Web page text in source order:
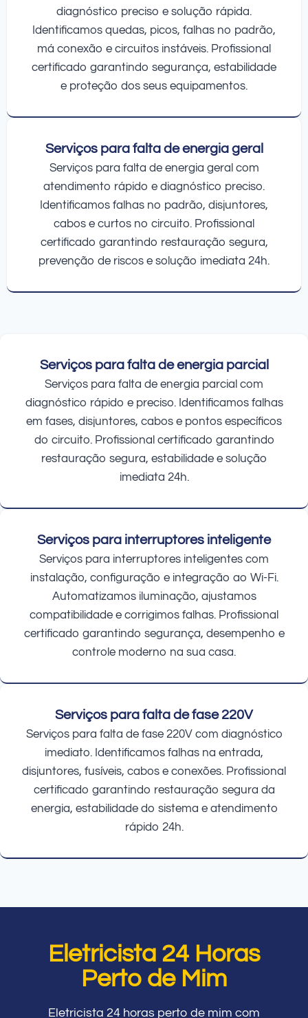
diagnóstico preciso e solução rápida.
Identificamos quedas, picos, falhas no padrão,
má conexão e circuitos instáveis. Profissional
certificado garantindo segurança, estabilidade
e proteção dos seus equipamentos.
Serviços para falta de energia geral
Serviços para falta de energia geral com
atendimento rápido e diagnóstico preciso.
Identificamos falhas no padrão, disjuntores,
cabos e curtos no circuito. Profissional
certificado garantindo restauração segura,
prevenção de riscos e solução imediata 24h.
Serviços para falta de energia parcial
Serviços para falta de energia parcial com
diagnóstico rápido e preciso. Identificamos falhas
em fases, disjuntores, cabos e pontos específicos
do circuito. Profissional certificado garantindo
restauração segura, estabilidade e solução
imediata 24h.
Serviços para interruptores inteligente
Serviços para interruptores inteligentes com
instalação, configuração e integração ao Wi-Fi.
Automatizamos iluminação, ajustamos
compatibilidade e corrigimos falhas. Profissional
certificado garantindo segurança, desempenho e
controle moderno na sua casa.
Serviços para falta de fase 220V
Serviços para falta de fase 220V com diagnóstico
imediato. Identificamos falhas na entrada,
disjuntores, fusíveis, cabos e conexões. Profissional
certificado garantindo restauração segura da
energia, estabilidade do sistema e atendimento
rápido 24h.
Eletricista 24 Horas
Perto de Mim
Eletricista 24 horas perto de mim com